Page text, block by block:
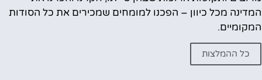
המדינה מכל כיוון – הפכנו למומחים שמכירים את כל הסודות
המקומיים.
כל ההמלצות